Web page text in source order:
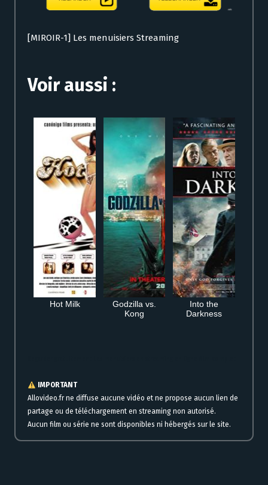
[MIROIR-1] Les menuisiers Streaming
Voir aussi :
Hot Milk
Godzilla vs.
Kong
Into the
Darkness
IMPORTANT
Allovideo.fr ne diffuse aucune vidéo et ne propose aucun lien de
partage ou de téléchargement en streaming non autorisé.
Aucun film ou série ne sont disponibles ni hébergés sur le site.